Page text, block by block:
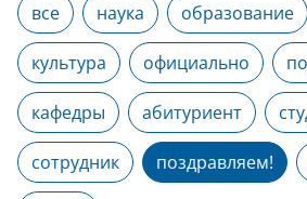
все наука образование
культура официально
кафедры абитуриент
сотрудник поздравляем!